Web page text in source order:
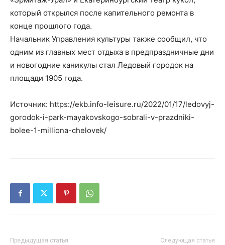
который открылся после капительного ремонта в
конце прошлого года.
Начальник Управления культуры также сообщил, что
одним из главных мест отдыха в предпраздничные дни
и новогодние каникулы стал Ледовый городок на
площади 1905 года.
Источник: https://ekb.info-leisure.ru/2022/01/17/ledovyj-
gorodok-i-park-mayakovskogo-sobrali-v-prazdniki-
bolee-1-milliona-chelovek/
Предыдущая статья Следующая статья